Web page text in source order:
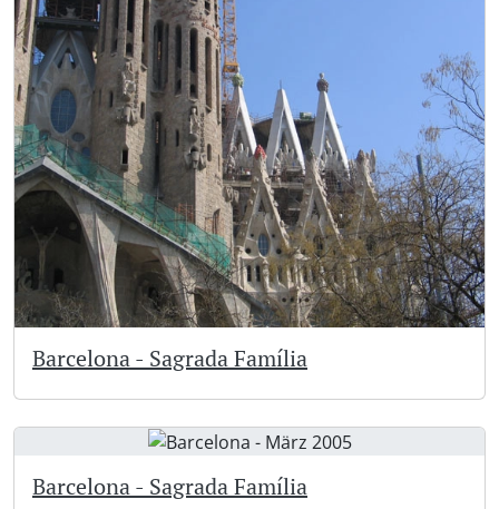
Barcelona - Sagrada Família
Barcelona - Sagrada Família